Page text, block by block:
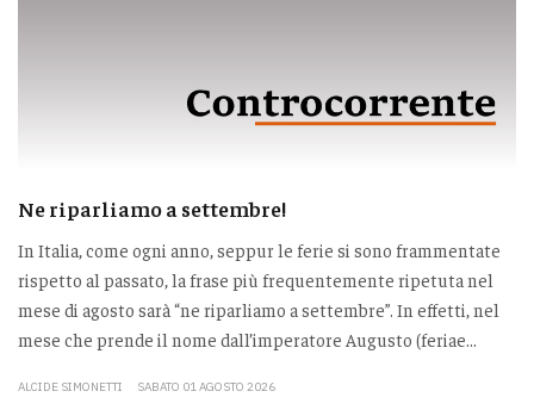
Ne riparliamo a settembre!
In Italia, come ogni anno, seppur le ferie si sono frammentate
rispetto al passato, la frase più frequentemente ripetuta nel
mese di agosto sarà “ne riparliamo a settembre”. In effetti, nel
mese che prende il nome dall’imperatore Augusto (feriae...
ALCIDE SIMONETTI SABATO 01 AGOSTO 2026